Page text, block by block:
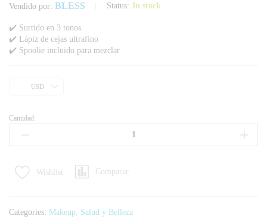
Vendido por: BLESS Status: In stock
✔️ Surtido en 3 tonos
✔️ Lápiz de cejas ultrafino
✔️ Spoolie incluido para mezclar
USD
Cantidad:
Wishlist Comparar
Categories: Makeup Salud y Belleza